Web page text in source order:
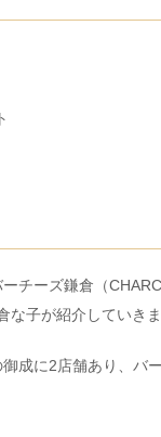
チーズ鎌倉（
な子が紹介していきま
成に2店舗あり、バ